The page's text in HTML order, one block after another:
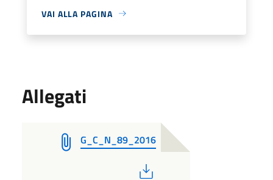
VAI ALLA PAGINA
Allegati
G_C_N_89_2016